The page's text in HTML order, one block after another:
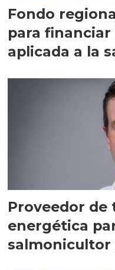
Fondo
para
aplicada a la
Proveedor de
energética